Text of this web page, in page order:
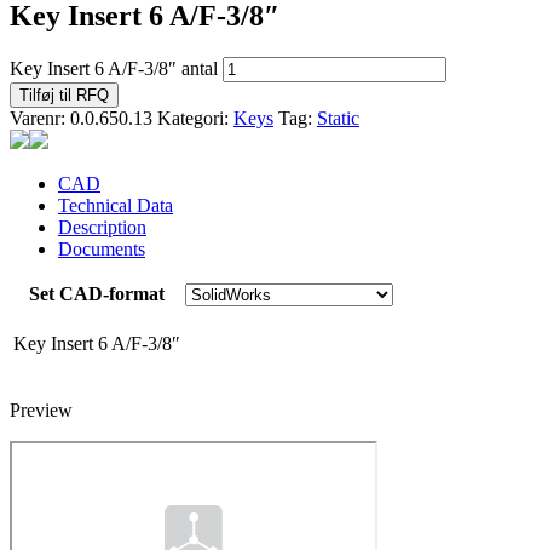
Key Insert 6 A/F-3/8″
Key Insert 6 A/F-3/8″ antal
Tilføj til RFQ
Varenr: 0.0.650.13 Kategori: Keys Tag: Static
CAD
Technical Data
Description
Documents
Set CAD-format
Key Insert 6 A/F-3/8″
Preview